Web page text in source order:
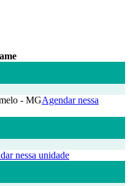
- MGAgendar nessa
nessa unidade